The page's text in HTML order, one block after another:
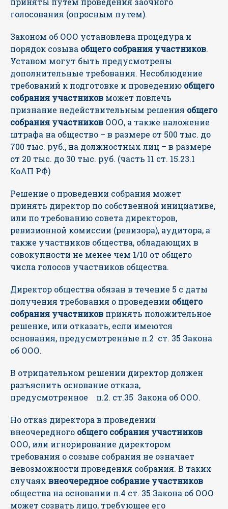
голосования (опросным путем).
Законом об ООО установлена процедура и
порядок созыва общего собрания участников.
Уставом могут быть предусмотрены
дополнительные требования. Несоблюдение
требований к подготовке и проведению общего
собрания участников может повлечь
признание недействительным решения общего
собрания участников ООО, а также наложение
штрафа на общество – в размере от 500 тыс. до
700 тыс. руб., на должностных лиц – в размере
от 20 тыс. до 30 тыс. руб. (часть 11 ст. 15.23.1
КоАП РФ)
Решение о проведении собрания может
принять директор по собственной инициативе,
или по требованию совета директоров,
ревизионной комиссии (ревизора), аудитора, а
также участников общества, обладающих в
совокупности не менее чем 1/10 от общего
числа голосов участников общества.
Директор общества обязан в течение 5 с даты
получения требования о проведении общего
собрания участников принять положительное
решение, или отказать, если имеются
основания, предусмотренные п.2 ст. 35 Закона
об ООО.
В отрицательном решении директор должен
разъяснить основание отказа,
предусмотренное п.2. ст.35 Закона об ООО.
Но отказ директора в проведении
внеочередного общего собрания участников
ООО, или игнорирование директором
требования о созыве собрания не означает
невозможности проведения собрания. В таких
случаях внеочередное собрание участников
общества на основании п.4 ст. 35 Закона об ООО
может созвать лицо, требующее его